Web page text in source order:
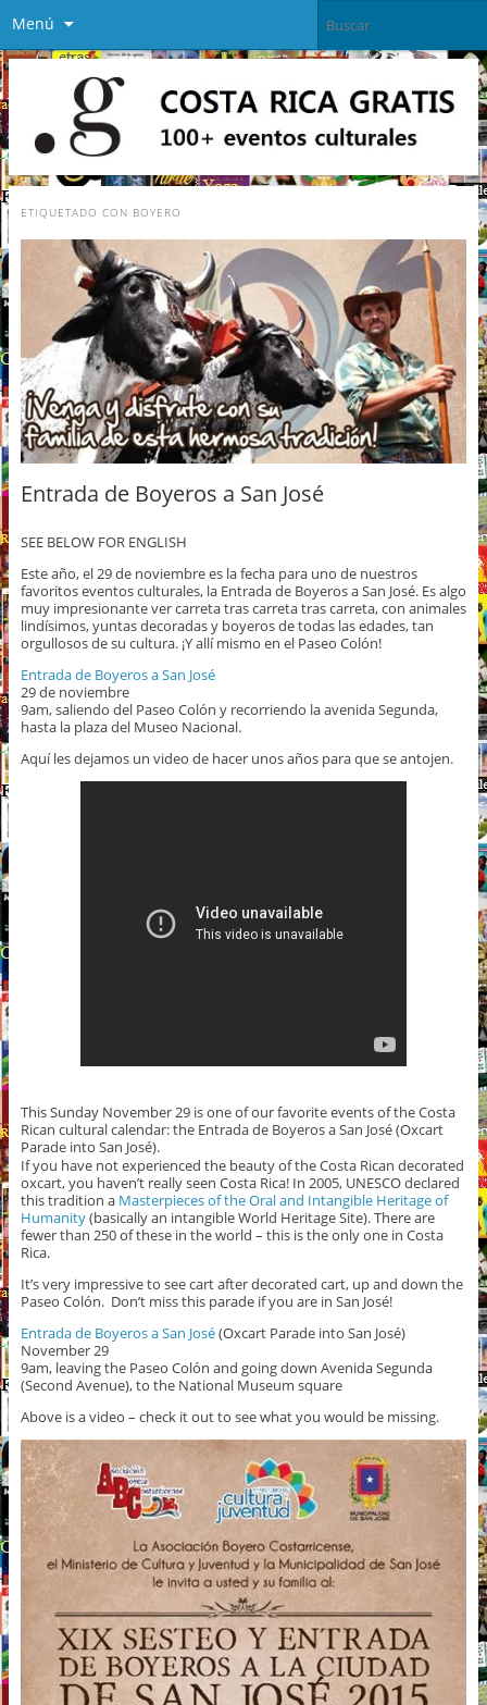
Menú
ETIQUETADO CON BOYERO
Entrada de Boyeros a San José
SEE BELOW FOR ENGLISH
Este año, el 29 de noviembre es la fecha para uno de nuestros
favoritos eventos culturales, la Entrada de Boyeros a San José. Es algo
muy impresionante ver carreta tras carreta tras carreta, con animales
lindísimos, yuntas decoradas y boyeros de todas las edades, tan
orgullosos de su cultura. ¡Y allí mismo en el Paseo Colón!
Entrada de Boyeros a San José
29 de noviembre
9am, saliendo del Paseo Colón y recorriendo la avenida Segunda,
hasta la plaza del Museo Nacional.
Aquí les dejamos un video de hacer unos años para que se antojen.
This Sunday November 29 is one of our favorite events of the Costa
Rican cultural calendar: the Entrada de Boyeros a San José (Oxcart
Parade into San José).
If you have not experienced the beauty of the Costa Rican decorated
oxcart, you haven’t really seen Costa Rica! In 2005, UNESCO declared
this tradition a Masterpieces of the Oral and Intangible Heritage of
Humanity(basically an intangible World Heritage Site). There are
fewer than 250 of these in the world – this is the only one in Costa
Rica.
It’s very impressive to see cart after decorated cart, up and down the
Paseo Colón. Don’t miss this parade if you are in San José!
Entrada de Boyeros a San José(Oxcart Parade into San José)
November 29
9am, leaving the Paseo Colón and going down Avenida Segunda
(Second Avenue), to the National Museum square
Above is a video – check it out to see what you would be missing.